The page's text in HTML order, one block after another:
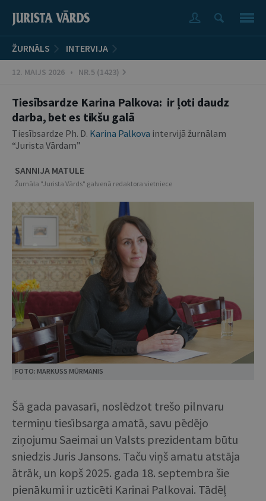
ŽURNĀLS INTERVIJA
12. MAIJS 2026 • NR.5 (1423)
Tiesībsardze Karina Palkova: ir ļoti daudz
darba, bet es tikšu galā
Tiesībsardze Ph. D. Karina Palkova intervijā žurnālam
“Jurista Vārdam”
SANNIJA MATULE
Žurnāla "Jurista Vārds" galvenā redaktora vietniece
FOTO: MARKUSS MŪRMANIS
Šā gada pavasarī, noslēdzot trešo pilnvaru
termiņu tiesībsarga amatā, savu pēdējo
ziņojumu Saeimai un Valsts prezidentam būtu
sniedzis Juris Jansons. Taču viņš amatu atstāja
ātrāk, un kopš 2025. gada 18. septembra šie
pienākumi ir uzticēti Karinai Palkovai. Tādēļ